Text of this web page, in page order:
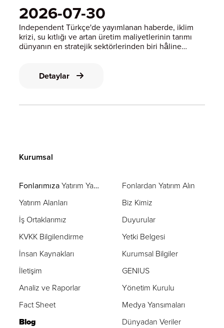
2026-07-30
Independent Türkçe'de yayımlanan haberde, iklim
krizi, su kıtlığı ve artan üretim maliyetlerinin tarımı
dünyanın en stratejik sektörlerinden biri hâline
ve bu şirketleri b
Detaylar
Kurumsal
FonlarımızaYatırım Yapın
Fonlardan Yatırım Alın
Yatırım Alanları
Biz Kimiz
İş Ortaklarımız
Duyurular
KVKK Bilgilendirme
Yetki Belgesi
İnsan Kaynakları
Kurumsal Bilgiler
İletişim
GENIUS
Analiz ve Raporlar
Yönetim Kurulu
Fact Sheet
Medya Yansımaları
Blog
Dünyadan Veriler